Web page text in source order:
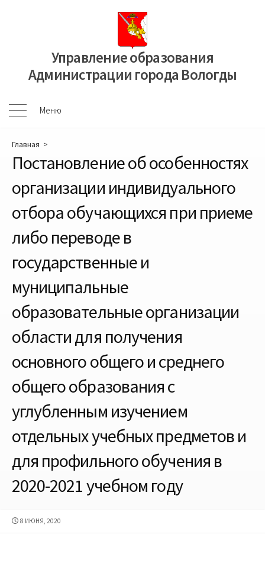
Управление образования
Администрации города Вологды
Меню
Меню
Главная >
Постановление об особенностях
организации индивидуального
отбора обучающихся при приеме
либо переводе в
государственные и
муниципальные
образовательные организации
области для получения
основного общего и среднего
общего образования с
углубленным изучением
отдельных учебных предметов и
для профильного обучения в
2020-2021 учебном году
ДАТА
8 ИЮНЯ, 2020